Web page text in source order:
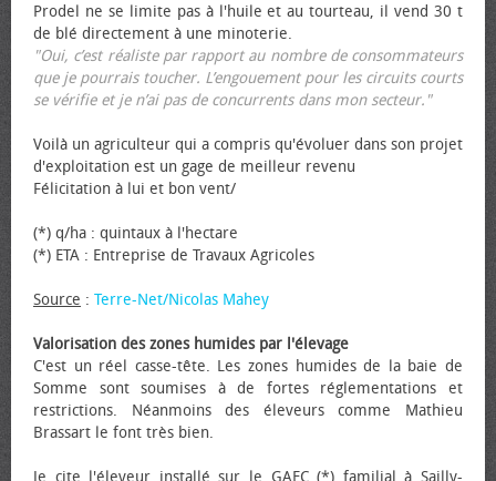
Prodel ne se limite pas à l'huile et au tourteau, il vend 30 t
de blé directement à une minoterie.
"Oui, c’est réaliste par rapport au nombre de consommateurs
que je pourrais toucher. L’engouement pour les circuits courts
se vérifie et je n’ai pas de concurrents dans mon secteur."
Voilà un agriculteur qui a compris qu'évoluer dans son projet
d'exploitation est un gage de meilleur revenu
Félicitation à lui et bon vent/
(*) q/ha : quintaux à l'hectare
(*) ETA : Entreprise de Travaux Agricoles
Source : Terre-Net/Nicolas Mahey
Valorisation des zones humides par l'élevage
C'est un réel casse-tête. Les zones humides de la baie de
Somme sont soumises à de fortes réglementations et
restrictions. Néanmoins des éleveurs comme Mathieu
Brassart le font très bien.
Je cite l'éleveur installé sur le GAEC (*) familial à Sailly-